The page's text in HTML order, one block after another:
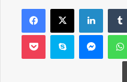
Facebook
X
Pocket Skype